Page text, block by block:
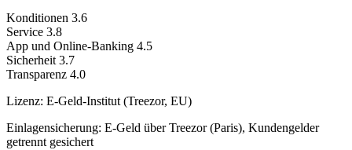
Konditionen 3.6
Service 3.8
App und Online-Banking 4.5
Sicherheit 3.7
Transparenz 4.0
Lizenz: E-Geld-Institut (Treezor, EU)
Einlagensicherung: E-Geld über Treezor (Paris), Kundengelder
getrennt gesichert